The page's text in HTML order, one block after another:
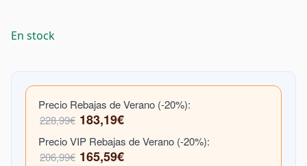
En stock
Precio Rebajas de Verano (-20%):
228,99€ 183,19€
Precio VIP Rebajas de Verano (-20%):
206,99€ 165,59€